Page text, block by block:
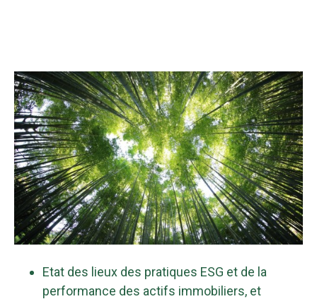
Etat des lieux des pratiques ESG et de la
performance des actifs immobiliers, et